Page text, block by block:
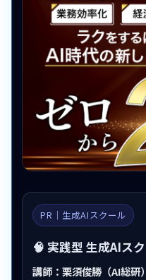
PR｜生成AIスクール
🧠 実践型 生成AIス
講師：栗須俊勝（AI総研）